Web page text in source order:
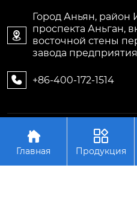

Город Аньян, район
проспекта Аньган,
восточной стены
завода
 +86-400-172-1514
Авторское право©ООО
Энергосберегающее

Главная

Продукция